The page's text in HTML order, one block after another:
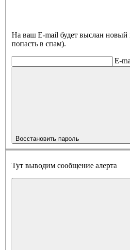
На ваш E-mail будет выслан новый
попасть в спам).
E-
Восстановить пароль
Тут выводим сообщение алерта